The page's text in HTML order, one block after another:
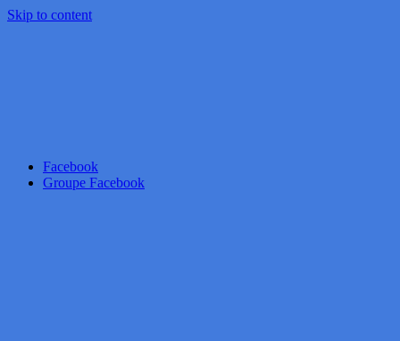
Skip to content
Facebook
Groupe Facebook